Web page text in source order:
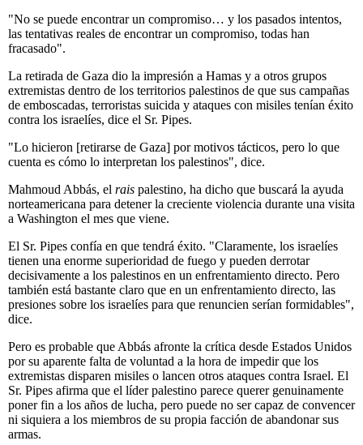
"No se puede encontrar un compromiso… y los pasados intentos,
las tentativas reales de encontrar un compromiso, todas han
fracasado".
La retirada de Gaza dio la impresión a Hamas y a otros grupos
extremistas dentro de los territorios palestinos de que sus campañas
de emboscadas, terroristas suicida y ataques con misiles tenían éxito
contra los israelíes, dice el Sr. Pipes.
"Lo hicieron [retirarse de Gaza] por motivos tácticos, pero lo que
cuenta es cómo lo interpretan los palestinos", dice.
Mahmoud Abbás, el rais palestino, ha dicho que buscará la ayuda
norteamericana para detener la creciente violencia durante una visita
a Washington el mes que viene.
El Sr. Pipes confía en que tendrá éxito. "Claramente, los israelíes
tienen una enorme superioridad de fuego y pueden derrotar
decisivamente a los palestinos en un enfrentamiento directo. Pero
también está bastante claro que en un enfrentamiento directo, las
presiones sobre los israelíes para que renuncien serían formidables",
dice.
Pero es probable que Abbás afronte la crítica desde Estados Unidos
por su aparente falta de voluntad a la hora de impedir que los
extremistas disparen misiles o lancen otros ataques contra Israel. El
Sr. Pipes afirma que el líder palestino parece querer genuinamente
poner fin a los años de lucha, pero puede no ser capaz de convencer
ni siquiera a los miembros de su propia facción de abandonar sus
armas.